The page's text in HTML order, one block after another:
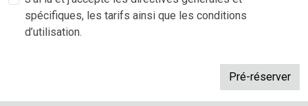
spécifiques, les tarifs ainsi que les conditions
d’utilisation.